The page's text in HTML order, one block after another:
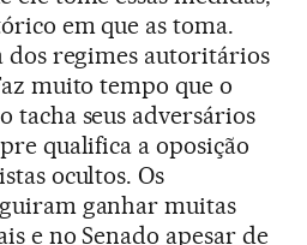
em que as toma.
dos regimes autoritários
muito tempo que o
tacha seus adversários
qualifica a oposição
ocultos. Os
ganhar muitas
e no Senado apesar de